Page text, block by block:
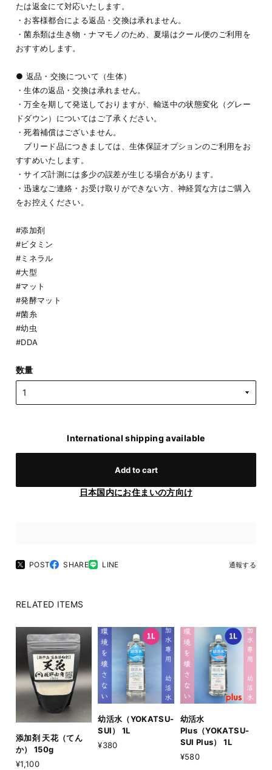
たは返金にて対応いたします。
・お客様都合による返品・交換は承れません。
・菌糸類は生き物・ナマモノのため、夏場はクール便のご利用を
おすすめします。
● 返品・交換について（生体）
・生体の返品・交換は承れません。
・万全を期して発送しておりますが、輸送中の状態変化（グレー
ドダウン）についてはご了承ください。
・死着補償はございません。
ブリード品につきましては、生体保証オプションのご利用をお
すすめいたします。
・サイズ計測には多少の誤差が生じる場合があります。
・迅速なご連絡・お受け取りができない方、神経質な方はご購入
をお控えください。
#添加剤
#ビタミン
#ミネラル
#大型
#マット
#発酵マット
#菌糸
#幼虫
#DDA
数量
International shipping available
Add to cart
日本国内にお住まいの方向け
POST SHARE LINE 通報する
RELATED ITEMS
添加剤 天花（てん
か） 150g
¥1,100
幼活水（YOKATSU-
SUI） 1L
¥380
幼活水
Plus（YOKATSU-
SUI Plus） 1L
¥580